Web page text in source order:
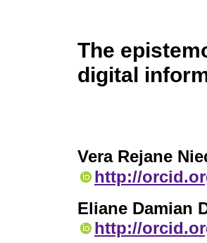
The
digital
Vera Rejane
http://
Eliane Damian
http://